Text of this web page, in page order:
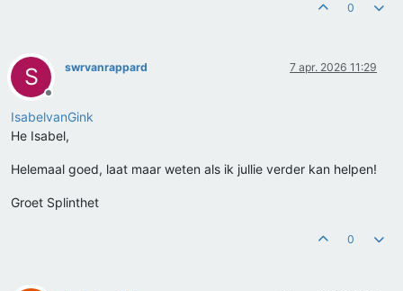
0
S
Offline
swrvanrappard 7 apr. 2026 11:29
IsabelvanGink
He Isabel,
Helemaal goed, laat maar weten als ik jullie verder kan helpen!
Groet Splinthet
0